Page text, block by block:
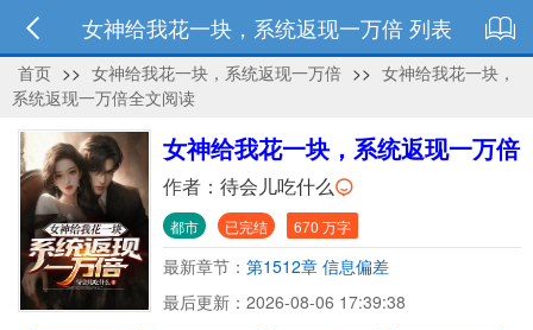
女神给我花一块，系统返现一万倍 列表
首页 >> 女神给我花一块，系统返现一万倍 >> 女神给我花一块，
系统返现一万倍全文阅读
女神给我花一块，系统返现一万倍
作者： 待会儿吃什么
都市 已完结 670 万字
最新章节： 第1512章 信息偏差
最后更新：2026-08-06 17:39:38